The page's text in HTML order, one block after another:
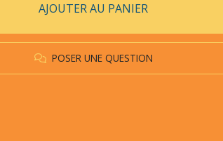
AJOUTER AU PANIER
POSER UNE QUESTION